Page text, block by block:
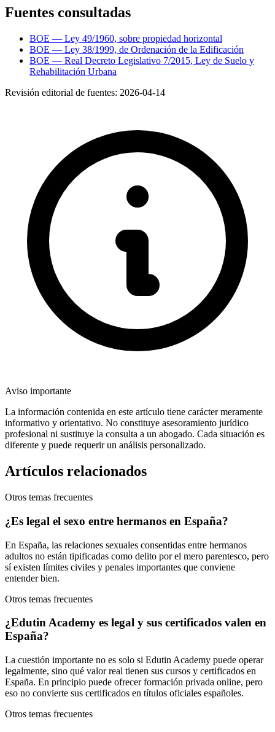
Fuentes consultadas
BOE — Ley 49/1960, sobre propiedad horizontal
BOE — Ley 38/1999, de Ordenación de la Edificación
BOE — Real Decreto Legislativo 7/2015, Ley de Suelo y
Rehabilitación Urbana
Revisión editorial de fuentes: 2026-04-14
Aviso importante
La información contenida en este artículo tiene carácter meramente
informativo y orientativo. No constituye asesoramiento jurídico
profesional ni sustituye la consulta a un abogado. Cada situación es
diferente y puede requerir un análisis personalizado.
Artículos relacionados
Otros temas frecuentes
¿Es legal el sexo entre hermanos en España?
En España, las relaciones sexuales consentidas entre hermanos
adultos no están tipificadas como delito por el mero parentesco, pero
sí existen límites civiles y penales importantes que conviene
entender bien.
Otros temas frecuentes
¿Edutin Academy es legal y sus certificados valen en
España?
La cuestión importante no es solo si Edutin Academy puede operar
legalmente, sino qué valor real tienen sus cursos y certificados en
España. En principio puede ofrecer formación privada online, pero
eso no convierte sus certificados en títulos oficiales españoles.
Otros temas frecuentes